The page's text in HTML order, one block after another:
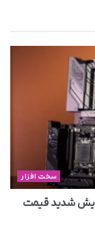
سخت افزار
شدید قیمت